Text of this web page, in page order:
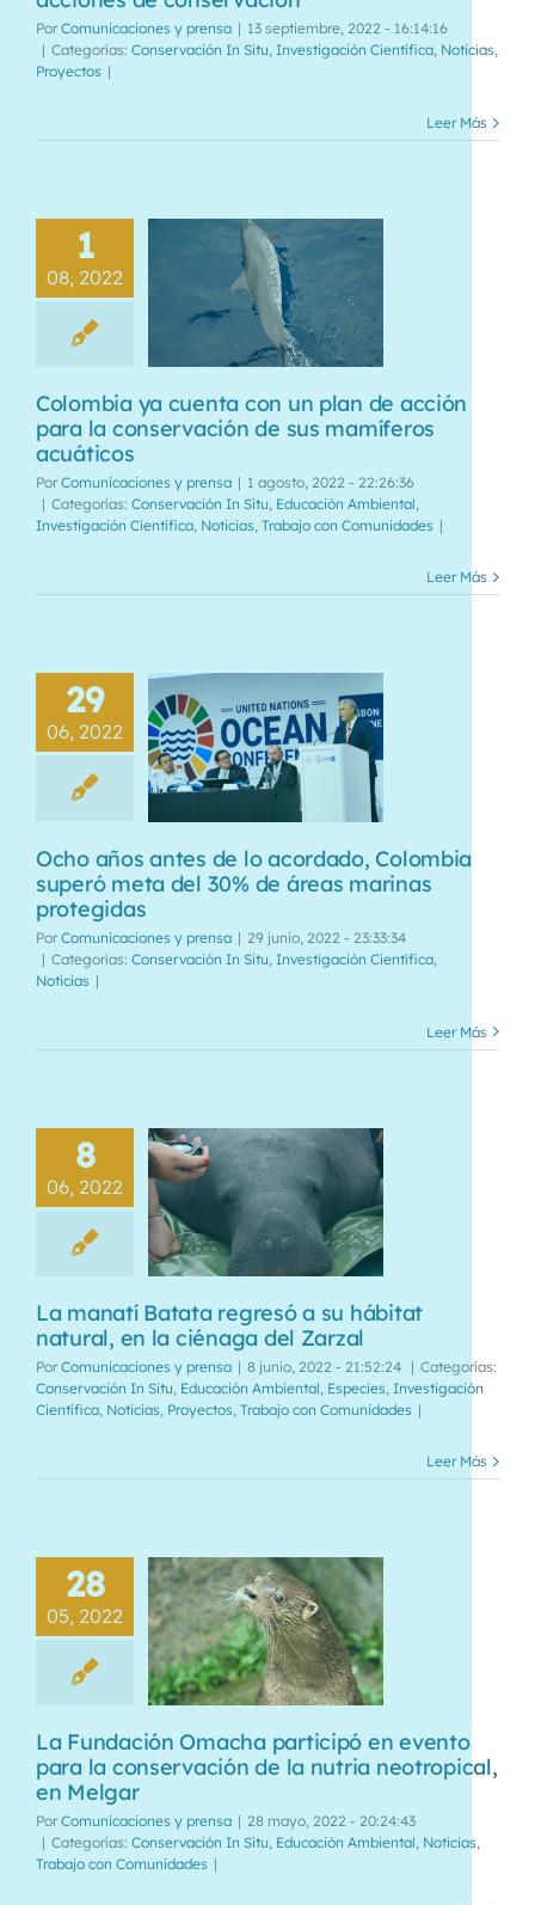
Por Comunicaciones y prensa | 13 septiembre, 2022 - 16:14:16
| Categorías: Conservación In Situ, Investigación Científica, Noticias,
Proyectos |
Leer Más
1
08, 2022
Colombia ya cuenta con un plan de acción
para la conservación de sus mamíferos
acuáticos
Por Comunicaciones y prensa | 1 agosto, 2022 - 22:26:36
| Categorías: Conservación In Situ, Educación Ambiental,
Investigación Científica, Noticias, Trabajo con Comunidades |
Leer Más
29
06, 2022
Ocho años antes de lo acordado, Colombia
superó meta del 30% de áreas marinas
protegidas
Por Comunicaciones y prensa | 29 junio, 2022 - 23:33:34
| Categorías: Conservación In Situ Investigación Científica
Noticias |
Leer Más
8
06, 2022
La manatí Batata regresó a su hábitat
natural, en la ciénaga del Zarzal
Por Comunicaciones y prensa | 8 junio, 2022 - 21:52:24 | Categorías:
Conservación In Situ, Educación Ambiental, Especies, Investigación
Científica, Noticias, Proyectos, Trabajo con Comunidades |
Leer Más
28
05, 2022
La Fundación Omacha participó en evento
para la conservación de la nutria neotropical,
en Melgar
Por Comunicaciones y prensa | 28 mayo, 2022 - 20:24:43
| Categorías: Conservación In Situ, Educación Ambiental, Noticias,
Trabajo con Comunidades |